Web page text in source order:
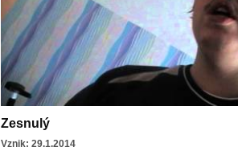
Zesnulý
Vznik: 29.1.2014